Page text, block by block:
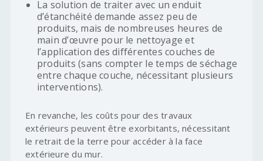
La solution de traiter avec un enduit
d’étanchéité demande assez peu de
produits, mais de nombreuses heures de
main d’œuvre pour le nettoyage et
l’application des différentes couches de
produits (sans compter le temps de séchage
entre chaque couche, nécessitant plusieurs
interventions).
En revanche, les coûts pour des travaux
extérieurs peuvent être exorbitants, nécessitant
le retrait de la terre pour accéder à la face
extérieure du mur.